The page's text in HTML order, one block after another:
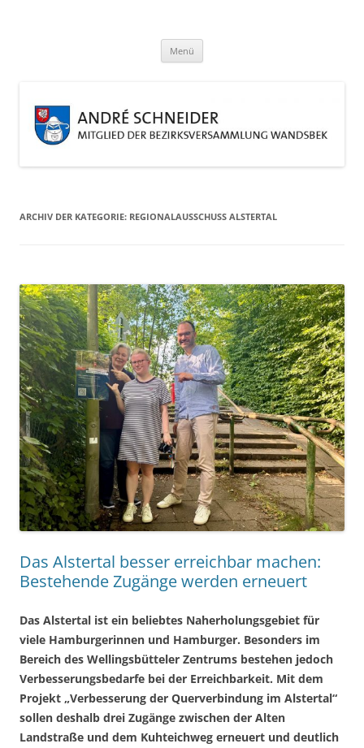
Menü
ARCHIV DER KATEGORIE: REGIONALAUSSCHUSS ALSTERTAL
Das Alstertal besser erreichbar machen:
Bestehende Zugänge werden erneuert
Das Alstertal ist ein beliebtes Naherholungsgebiet für
viele Hamburgerinnen und Hamburger. Besonders im
Bereich des Wellingsbütteler Zentrums bestehen jedoch
Verbesserungsbedarfe bei der Erreichbarkeit. Mit dem
Projekt „Verbesserung der Querverbindung im Alstertal“
sollen deshalb drei Zugänge zwischen der Alten
Landstraße und dem Kuhteichweg erneuert und deutlich